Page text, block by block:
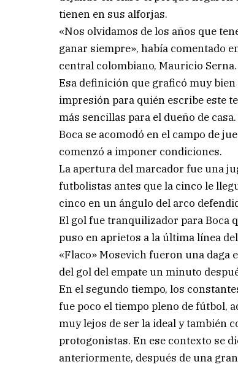
tienen en sus alforjas.
«Nos olvidamos de los años que
ganar siempre», había comentado
central colombiano, Mauricio Serna.
Esa definición que graficó muy
impresión para quién escribe este
más sencillas para el dueño de
Boca se acomodó en el campo de
comenzó a imponer condiciones.
La apertura del marcador fue una
futbolistas antes que la cinco le
cinco en un ángulo del arco
El gol fue tranquilizador para Boca
puso en aprietos a la última línea
«Flaco» Mosevich fueron una daga
del gol del empate un minuto
En el segundo tiempo, los
fue poco el tiempo pleno de fútbol,
muy lejos de ser la ideal y también
protogonistas. En ese contexto se
anteriormente, después de una